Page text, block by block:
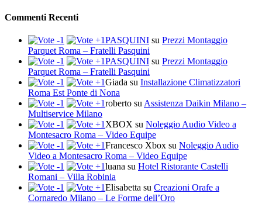
Commenti Recenti
PASQUINI su Prezzi Montaggio
Parquet Roma – Fratelli Pasquini
PASQUINI su Prezzi Montaggio
Parquet Roma – Fratelli Pasquini
Giada su Installazione Climatizzatori
Roma Est Ponte di Nona
roberto suAssistenza Daikin Milano –
Multiservice Milano
XBOX su Noleggio Audio Video a
Montesacro Roma – Video Equipe
Francesco Xbox su Noleggio Audio
Video a Montesacro Roma – Video Equipe
luana su Hotel Ristorante Castelli
Romani – Villa Robinia
Elisabetta su Creazioni Orafe a
Cornaredo Milano – Le Forme dell’Oro